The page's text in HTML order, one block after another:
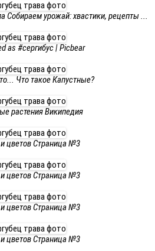
Собираем урожай: хвастики, рецепты ...
as #сергибус | Picbear
Что такое Капустные?
растения Википедия
цветов Страница №3
цветов Страница №3
цветов Страница №3
цветов Страница №3